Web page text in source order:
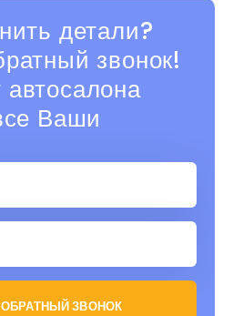
детали?
звонок!
Ваши
ОБРАТНЫЙ ЗВОНОК